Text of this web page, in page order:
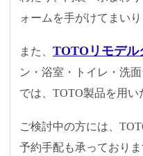
ォームを手がけてまいり
また、 TOTOリモデル
ン・浴室・トイレ・洗
では、TOTO製品を用い
ご検討中の方には、
予約手配も承っており